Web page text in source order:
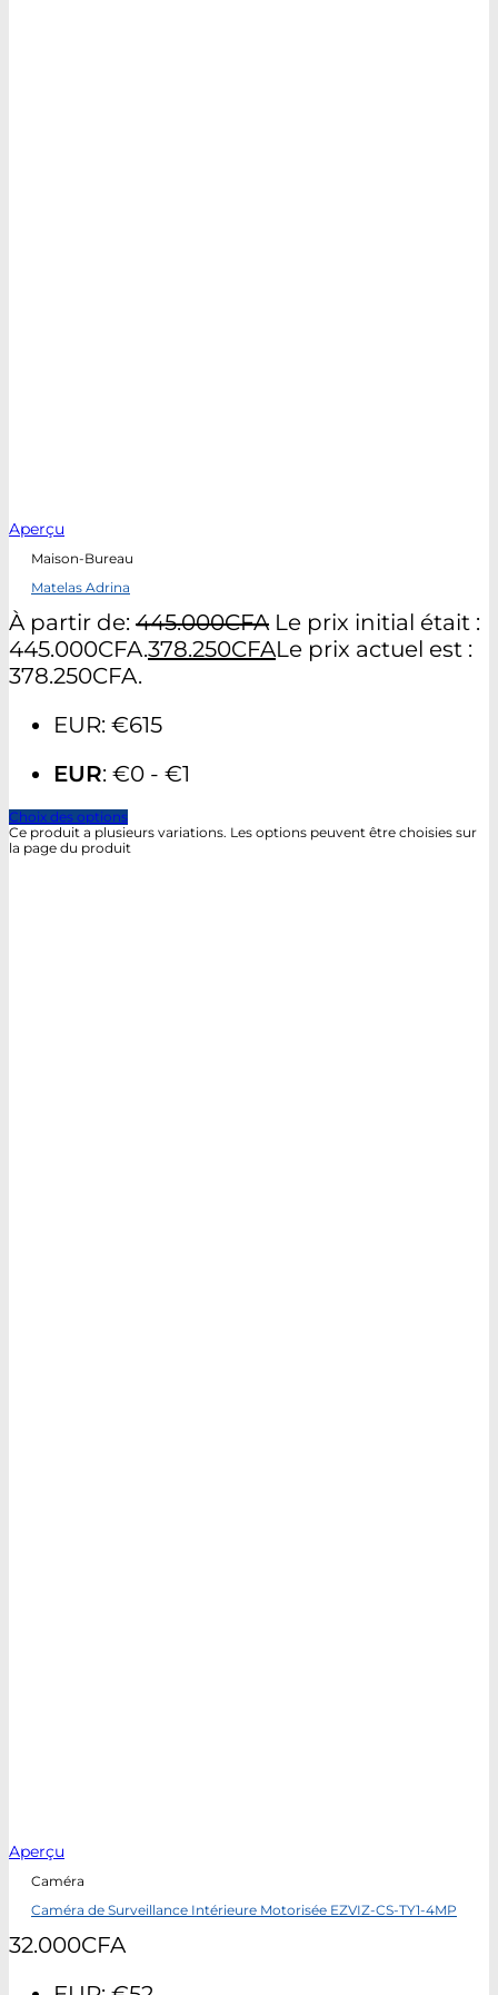
Aperçu
Maison-Bureau
Matelas Adrina
À partir de: 445.000CFA Le prix initial était :
445.000CFA.378.250CFALe prix actuel est :
378.250CFA.
EUR: €615
EUR: €0 - €1
Choix des options
Ce produit a plusieurs variations. Les options peuvent être choisies sur
la page du produit
Aperçu
Caméra
Caméra de Surveillance Intérieure Motorisée EZVIZ-CS-TY1-4MP
32.000CFA